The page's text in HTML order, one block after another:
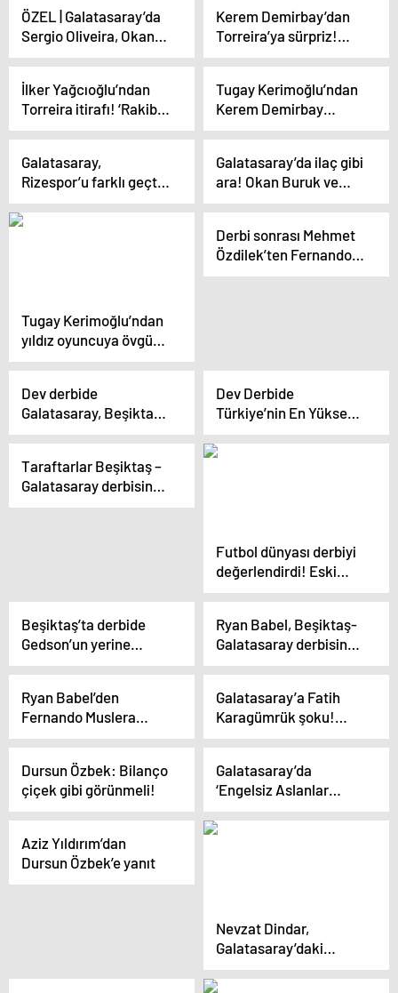
ÖZEL | Galatasaray’da
Sergio Oliveira, Okan
Buruk’tan özür diledi!
perde arkası
Kerem Demirbay’dan
Torreira’ya sürpriz!
Burcu Kapu yazdı: Dayı
yapmamıştı
İlker Yağcıoğlu’ndan
Torreira itirafı! ‘Rakibin
sinirini bozar’
Tugay Kerimoğlu’ndan
Kerem Demirbay
vurgusu! ‘Oynadığı
Galatasaray,
Rizespor’u farklı geçti!
İstanbul’da gol
yağmuru
Galatasaray’da ilaç gibi
ara! Okan Buruk ve
ekibine ‘milli’ sevinç
Tugay Kerimoğlu’ndan
yıldız oyuncuya övgü:
Yönetimin ilk
isim
Derbi sonrası Mehmet
Özdilek’ten Fernando
Muslera vurgusu!
Dev derbide
Galatasaray, Beşiktaş’ı
1-0 mağlup etti!
Dev Derbide
Türkiye’nin En Yüksek
Oranları Misli’de! Öne
çıkan istatistikler, skor
Taraftarlar Beşiktaş –
Galatasaray derbisine
Misli’de ne oynuyor?
Futbol dünyası derbiyi
değerlendirdi! Eski
Beşiktaşlı’dan şaşırtan
yener
Beşiktaş’ta derbide
Gedson’un yerine
oynayacak futbolcu
Ryan Babel, Beşiktaş-
Galatasaray derbisinde
desteklediği takımı
olur’
Ryan Babel’den
Fernando Muslera
vurgusu! ‘Mauro Icardi
ister’
Galatasaray’a Fatih
Karagümrük şoku!
Türkiye Kupası’na
Dursun Özbek: Bilanço
çiçek gibi görünmeli!
Galatasaray’da
‘Engelsiz Aslanlar
Balosu’ düzenlendi!
Aziz Yıldırım’dan
Dursun Özbek’e yanıt
Nevzat Dindar,
Galatasaray’daki
ayrılığı duyurdu: Yeni
sezonda kadroda